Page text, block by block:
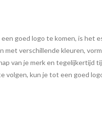
goed logo te komen, is het
met verschillende kleuren,
van je merk en tegelijkertijd
kun je tot een goed